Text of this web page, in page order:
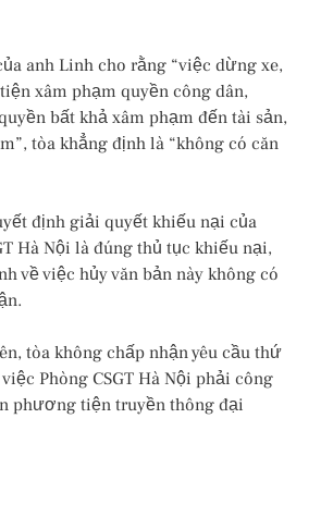
anh Linh cho rằng “việc dừng xe,
xâm phạm quyền công dân,
bất khả xâm phạm đến tài sản,
tòa khẳng định là “không có căn
định giải quyết khiếu nại của
Hà Nội là đúng thủ tục khiếu nại,
về việc hủy văn bản này không có
tòa không chấp nhận yêu cầu thứ
Phòng CSGT Hà Nội phải công
phương tiện truyền thông đại